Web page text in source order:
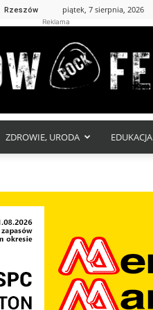
Rzeszów piątek, 7 sierpnia, 2026
Reklama
ZDROWIE, URODA EDUKACJA